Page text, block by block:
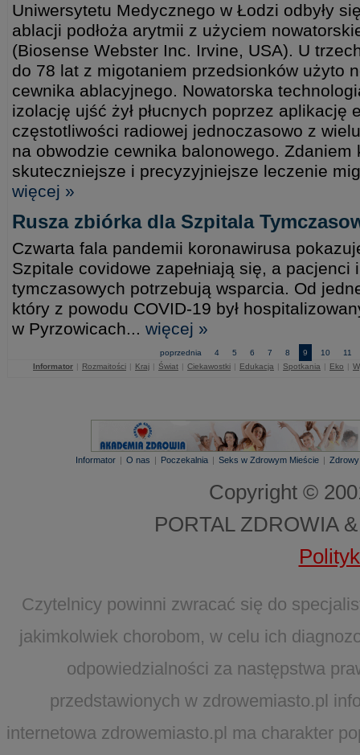
Uniwersytetu Medycznego w Łodzi odbyły
ablacji podłoża arytmii z użyciem
(Biosense Webster Inc. Irvine, USA). U
do 78 lat z migotaniem przedsionków użyto
cewnika ablacyjnego. Nowatorska
izolację ujść żył płucnych poprzez aplikację
częstotliwości radiowej jednoczasowo z
na obwodzie cewnika balonowego.
skuteczniejsze i precyzyjniejsze leczenie
więcej »
Rusza zbiórka dla Szpitala
Czwarta fala pandemii koronawirusa
Szpitale covidowe zapełniają się, a pacjenci
tymczasowych potrzebują wsparcia. Od
który z powodu COVID-19 był
w Pyrzowicach... więcej »
poprzednia 4 5 6 7 8 9 10
11
Informator | Rozmaitości | Kraj | Świat | Ciekawostki | Edukacja | Spotkania | Eko |
Informator | O nas | Poczekalnia | Seks w Zdrowym Mieście |
Copyright ©
PORTAL ZDROWIA
Czytelnicy powinni zwracać się do
jakimkolwiek chorobom, w celu ich
odpowiedzialności za następstwa
przedstawionych w zdrowemiasto.pl
internetowa zdrowemiasto.pl ma charakter